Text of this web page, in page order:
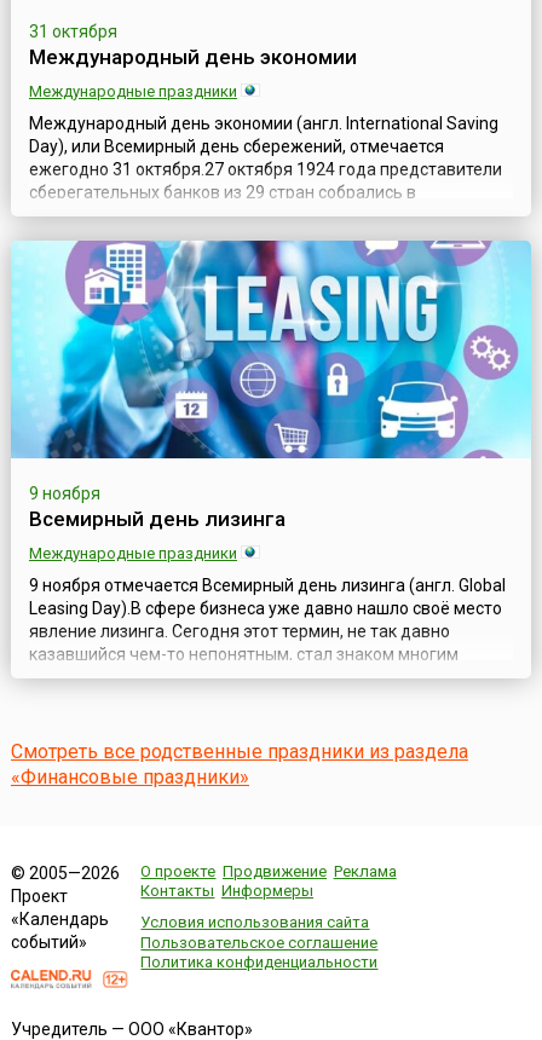
31 октября
Международный день экономии
Международные праздники
Международный день экономии (англ. International Saving
Day), или Всемирный день сбережений, отмечается
ежегодно 31 октября.27 октября 1924 года представители
сберегательных банков из 29 стран собрались в
итальянском Милане на свой Первый международный
конгресс сберегательных банков (англ. 1st International
Savings Bank Congress).В последний день конгресса — 31
октября — родилась идея, зак...
9 ноября
Всемирный день лизинга
Международные праздники
9 ноября отмечается Всемирный день лизинга (англ. Global
Leasing Day).В сфере бизнеса уже давно нашло своё место
явление лизинга. Сегодня этот термин, не так давно
казавшийся чем-то непонятным, стал знаком многим
людям, причём даже тем, кто не имеет к бизнесу никакого
и, являясь сам по себе ...
Смотреть все родственные праздники из раздела
«Финансовые праздники»
© 2005—2026
Проект
«Календарь
событий»
О проекте Продвижение Реклама
Контакты Информеры
Условия использования сайта
Пользовательское соглашение
Политика конфиденциальности
Учредитель — ООО «Квантор»